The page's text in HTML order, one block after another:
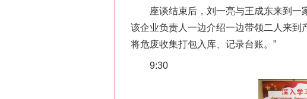
座谈结束后，刘一亮与王成东来到一家
该企业负责人一边介绍一边带领二人来到
将危废收集打包入库、记录台账。”
9:30